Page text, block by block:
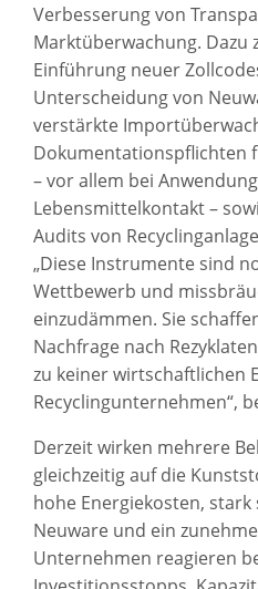
Verbesserung von
Marktüberwachung. Dazu
Einführung neuer
Unterscheidung von
verstärkte
Dokumentationspflichten
– vor allem bei
Lebensmittelkontakt –
Audits von
„Diese Instrumente sind
Wettbewerb und
einzudämmen. Sie
Nachfrage nach
zu keiner wirtschaftlichen
Recyclingunternehmen“,
Derzeit wirken mehrere
gleichzeitig auf die
hohe Energiekosten,
Neuware und ein
Unternehmen reagieren